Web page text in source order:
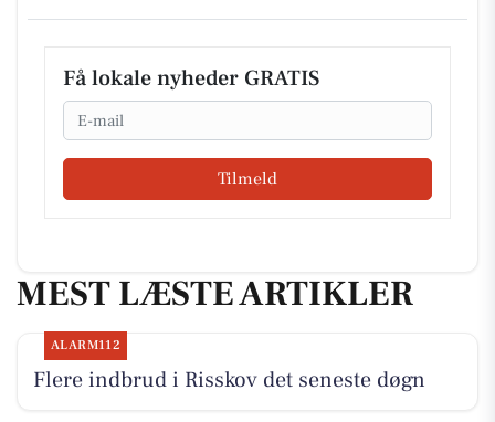
Få lokale nyheder GRATIS
Email
Tilmeld
MEST LÆSTE ARTIKLER
ALARM112
Flere indbrud i Risskov det seneste døgn